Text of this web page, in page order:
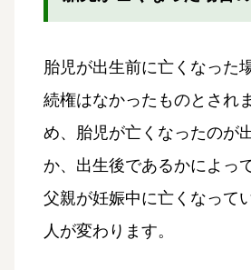
胎児が出生前に亡くなった
続権はなかったものとされ
め、胎児が亡くなったのが
か、出生後であるかによっ
父親が妊娠中に亡くなって
人が変わります。